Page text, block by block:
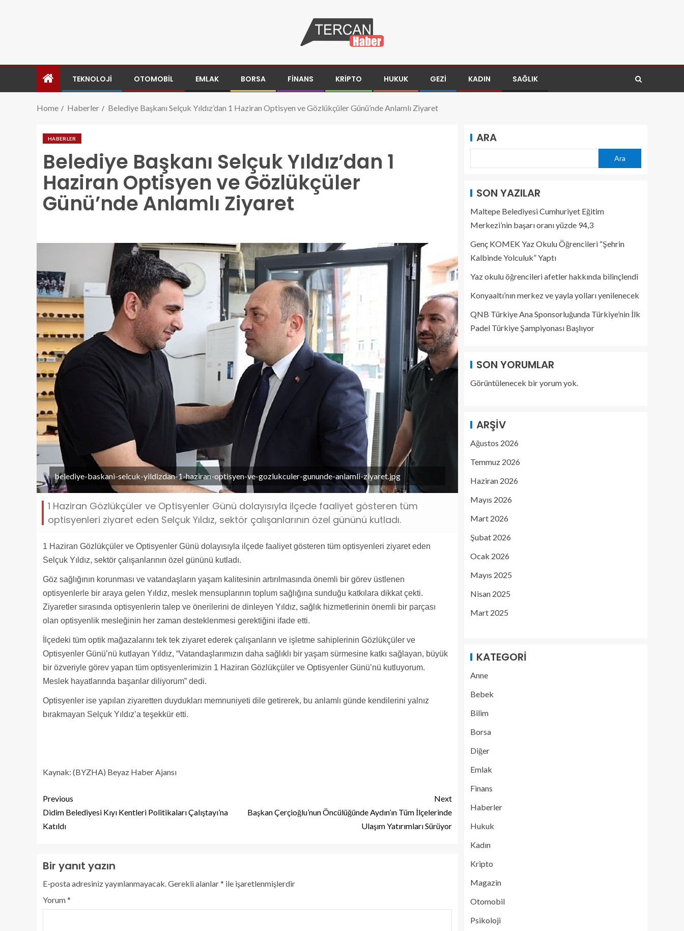
TEKNOLOJI OTOMOBIL EMLAK BORSA FINANS KRIPTO HUKUK GEZI KADIN SAĞLIK
Home Haberler Belediye Başkanı Selçuk Yıldız’dan 1 Haziran Optisyen ve Gözlükçüler Günü’nde Anlamlı Ziyaret
HABERLER
Belediye Başkanı Selçuk Yıldız’dan 1
Haziran Optisyen ve Gözlükçüler
Günü’nde Anlamlı Ziyaret
belediye-baskani-selcuk-yildizdan-1-haziran-optisyen-ve-gozlukculer-gununde-anlamli-ziyaret.jpg
1 Haziran Gözlükçüler ve Optisyenler Günü dolayısıyla ilçede faaliyet gösteren tüm
optisyenleri ziyaret eden Selçuk Yıldız, sektör çalışanlarının özel gününü kutladı.
1 Haziran Gözlükçüler ve Optisyenler Günü dolayısıyla ilçede faaliyet gösteren tüm optisyenleri ziyaret eden
Selçuk Yıldız, sektör çalışanlarının özel gününü kutladı.
Göz sağlığının korunması ve vatandaşların yaşam kalitesinin artırılmasında önemli bir görev üstlenen
optisyenlerle bir araya gelen Yıldız, meslek mensuplarının toplum sağlığına sunduğu katkılara dikkat çekti.
Ziyaretler sırasında optisyenlerin talep ve önerilerini de dinleyen Yıldız, sağlık hizmetlerinin önemli bir parçası
olan optisyenlik mesleğinin her zaman desteklenmesi gerektiğini ifade etti.
İlçedeki tüm optik mağazalarını tek tek ziyaret ederek çalışanların ve işletme sahiplerinin Gözlükçüler ve
Optisyenler Günü’nü kutlayan Yıldız, “Vatandaşlarımızın daha sağlıklı bir yaşam sürmesine katkı sağlayan, büyük
bir özveriyle görev yapan tüm optisyenlerimizin 1 Haziran Gözlükçüler ve Optisyenler Günü’nü kutluyorum.
Meslek hayatlarında başarılar diliyorum” dedi.
Optisyenler ise yapılan ziyaretten duydukları memnuniyeti dile getirerek, bu anlamlı günde kendilerini yalnız
bırakmayan Selçuk Yıldız’a teşekkür etti.
Kaynak: (BYZHA) Beyaz Haber Ajansı
Previous
Didim Belediyesi Kıyı Kentleri Politikaları Çalıştayı’na
Katıldı
Next
Başkan Çerçioğlu’nun Öncülüğünde Aydın’ın Tüm İlçelerinde
Ulaşım Yatırımları Sürüyor
Bir yanıt yazın
E-posta adresiniz yayınlanmayacak.Gerekli alanlar* ile işaretlenmişlerdir
Yorum*
ARA
Ara
SON YAZILAR
Maltepe Belediyesi Cumhuriyet Eğitim
Merkezi’nin başarı oranı yüzde 94,3
Genç KOMEK Yaz Okulu Öğrencileri “Şehrin
Kalbinde Yolculuk” Yaptı
Yaz okulu öğrencileri afetler hakkında bilinçlendi
Konyaaltı’nın merkez ve yayla yolları yenilenecek
QNB Türkiye Ana Sponsorluğunda Türkiye’nin İlk
Padel Türkiye Şampiyonası Başlıyor
SON YORUMLAR
Görüntülenecek bir yorum yok.
ARŞIV
Ağustos 2026
Temmuz 2026
Haziran 2026
Mayıs 2026
Mart 2026
Şubat 2026
Ocak 2026
Mayıs 2025
Nisan 2025
Mart 2025
KATEGORI
Anne
Bebek
Bilim
Borsa
Diğer
Emlak
Finans
Haberler
Hukuk
Kadın
Kripto
Magazin
Otomobil
Psikoloji